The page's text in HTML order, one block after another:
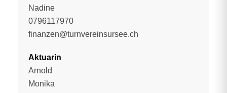
Nadine
0796117970
finanzen@turnvereinsursee.ch
Aktuarin
Arnold
Monika